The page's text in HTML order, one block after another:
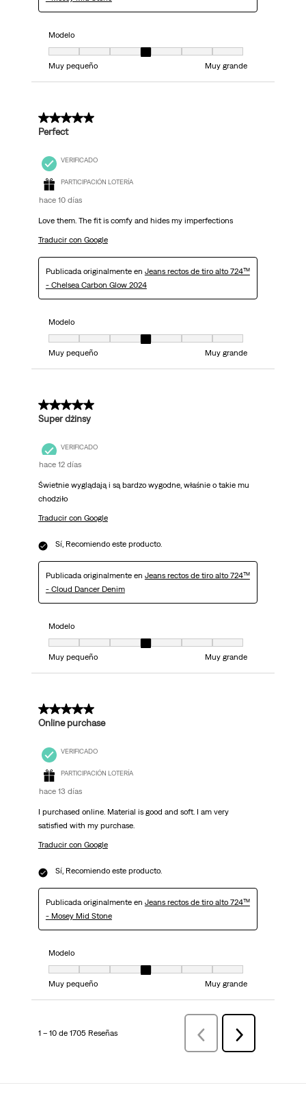
Modelo
Modelo, 4 de 7, donde 1 es igual a Muy pequeño y 7 es igual a Muy
Muy pequeño
Muy grande
5 de 5 estrellas.
Perfect
VERIFICADO
PARTICIPACIÓN LOTERÍA
hace 10 días
Love them. The fit is comfy and hides my imperfections
Traducir con Google
Publicada originalmente en Jeans rectos de tiro alto 724™
- Chelsea Carbon Glow 2024
Modelo
Modelo, 4 de 7, donde 1 es igual a Muy pequeño y 7 es igual a Muy
Muy pequeño
Muy grande
5 de 5 estrellas.
Super dżinsy
VERIFICADO
hace 12 días
Świetnie wyglądają i są bardzo wygodne, właśnie o takie mu
chodziło
Traducir con Google
Sí, Recomiendo este producto.
Publicada originalmente en Jeans rectos de tiro alto 724™
- Cloud Dancer Denim
Modelo
Modelo, 4 de 7, donde 1 es igual a Muy pequeño y 7 es igual a Muy
Muy pequeño
Muy grande
5 de 5 estrellas.
Online purchase
VERIFICADO
PARTICIPACIÓN LOTERÍA
hace 13 días
I purchased online. Material is good and soft. I am very
satisfied with my purchase.
Traducir con Google
Sí, Recomiendo este producto.
Publicada originalmente en Jeans rectos de tiro alto 724™
- Mosey Mid Stone
Modelo
Modelo, 4 de 7, donde 1 es igual a Muy pequeño y 7 es igual a Muy
Muy pequeño
Muy grande
1 – 10 de 1705 Reseñas AnteriorReseñasSiguiente
Reseñas